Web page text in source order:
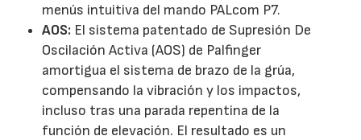
menús intuitiva del mando PALcom P7.
AOS: El sistema patentado de Supresión De
Oscilación Activa (AOS) de Palfinger
amortigua el sistema de brazo de la grúa,
compensando la vibración y los impactos,
incluso tras una parada repentina de la
función de elevación. El resultado es un